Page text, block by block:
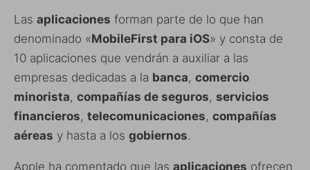
Las aplicaciones forman parte de lo que han
denominado «MobileFirst para iOS» y consta de
10 aplicaciones que vendrán a auxiliar a las
empresas dedicadas a la banca, comercio
minorista, compañías de seguros, servicios
financieros, telecomunicaciones, compañías
aéreas y hasta a los gobiernos.
Apple ha comentado que las aplicaciones ofrecen